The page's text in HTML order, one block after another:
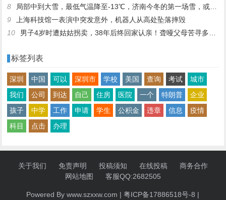
8
局部中到大雪，最低气温降至-13℃，济南今冬的第一场雪，或跟去年同一时间！
9
上海科技馆一表演中突发意外，机器人从高处坠落摔毁
10
男子4岁时遭姑姑拐卖，38年后终回家认亲！聋哑父母苦寻多年，母亲已抱憾离世丨红星寻人
标签列表
深圳 中国 可以 深圳市 学校 美国 查询 考试
城市
我们
公司 到达 自己 住房 医院 一个 特朗普
企业
孩子
中学 工作 申请 学生 公积金 违章 信息
疫情
科目
点击 办理
关于我们 免责声明 投稿须知 在线投稿
商务合作
网站地图
客服QQ:2682505
Powered By www.szxxw.com |粤ICP备17886518号-8 |